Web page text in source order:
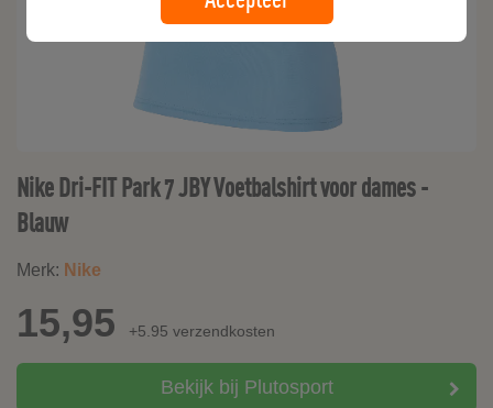
Nike Dri-FIT Park 7 JBY Voetbalshirt voor dames -
Blauw
Merk: Nike
15,95 +5.95 verzendkosten
Bekijk bij Plutosport